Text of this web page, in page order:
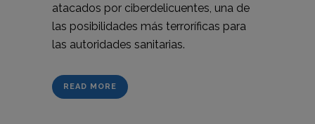
atacados por ciberdelicuentes, una de
las posibilidades más terroríficas para
las autoridades sanitarias.
READ MORE